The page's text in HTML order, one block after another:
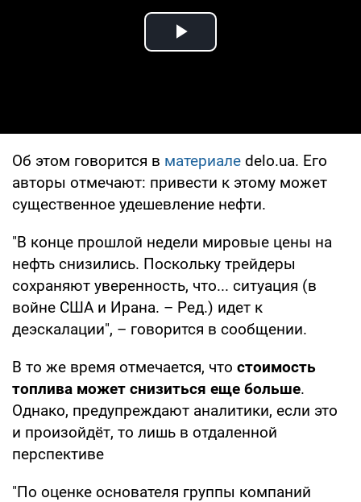
Play Video
Об этом говорится в материале delo.ua. Его
авторы отмечают: привести к этому может
существенное удешевление нефти.
"В конце прошлой недели мировые цены на
нефть снизились. Поскольку трейдеры
сохраняют уверенность, что... ситуация (в
войне США и Ирана. – Ред.) идет к
деэскалации", – говорится в сообщении.
В то же время отмечается, что стоимость
топлива может снизиться еще больше.
Однако, предупреждают аналитики, если это
и произойдёт, то лишь в отдаленной
перспективе
"По оценке основателя группы компаний